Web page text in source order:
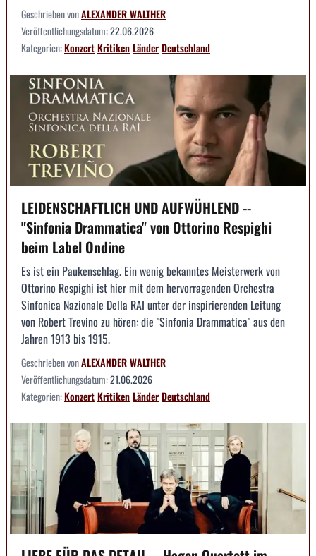
Geschrieben vonALEXANDER WALTHER
Veröffentlichungsdatum:22.06.2026
Kategorien:KonzertKritikenLänderDeutschland
LEIDENSCHAFTLICH UND AUFWÜHLEND --
"Sinfonia Drammatica" von Ottorino Respighi
beim Label Ondine
Es ist ein Paukenschlag. Ein wenig bekanntes Meisterwerk von
Ottorino Respighi ist hier mit dem hervorragenden Orchestra
Sinfonica Nazionale Della RAI unter der inspirierenden Leitung
von Robert Trevino zu hören: die "Sinfonia Drammatica" aus den
Jahren 1913 bis 1915.
Geschrieben vonALEXANDER WALTHER
Veröffentlichungsdatum:21.06.2026
Kategorien:KonzertKritikenLänderDeutschland